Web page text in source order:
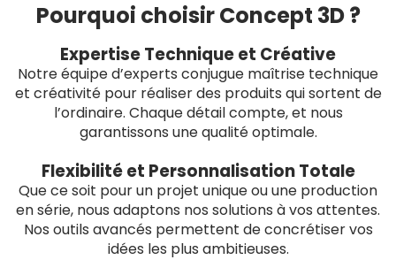
Pourquoi choisir Concept 3D ?
Expertise Technique et Créative
Notre équipe d’experts conjugue maîtrise technique
et créativité pour réaliser des produits qui sortent de
l’ordinaire. Chaque détail compte, et nous
garantissons une qualité optimale.
Flexibilité et Personnalisation Totale
Que ce soit pour un projet unique ou une production
en série, nous adaptons nos solutions à vos attentes.
Nos outils avancés permettent de concrétiser vos
idées les plus ambitieuses.